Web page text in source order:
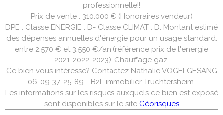
professionnelle!!
Prix de vente : 310.000 € (Honoraires vendeur)
DPE : Classe ENERGIE : D- Classe CLIMAT : D. Montant estimé
des dépenses annuelles d'énergie pour un usage standard:
entre 2.570 € et 3.550 €/an (référence prix de l'energie
2021-2022-2023). Chauffage gaz.
Ce bien vous intéresse? Contactez Nathalie VOGELGESANG
06-09-37-25-89 - B2L immobilier Truchtersheim.
Les informations sur les risques auxquels ce bien est exposé
sont disponibles sur le site Géorisques